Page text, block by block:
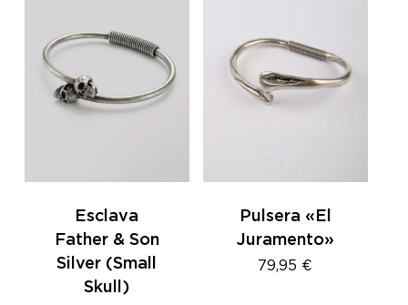
Esclava
Father & Son
Silver (Small
Skull)
Pulsera «El
Juramento»
79,95 €